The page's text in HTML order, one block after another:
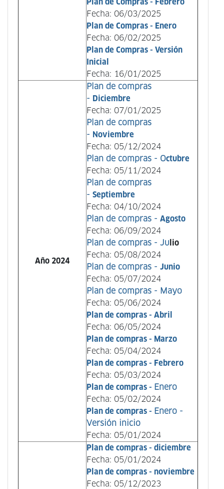
Plan de Compras - Febrero
Fecha: 06/03/2025
Plan de Compras - Enero
Fecha: 06/02/2025
Plan de Compras - Versión
Inicial
Fecha: 16/01/2025
Año 2024
Plan de compras
- Diciembre
Fecha: 07/01/2025
Plan de compras
- Noviembre
Fecha: 05/12/2024
Plan de compras - Octubre
Fecha: 05/11/2024
Plan de compras
- Septiembre
Fecha: 04/10/2024
Plan de compras - Agosto
Fecha: 06/09/2024
Plan de compras - Ju lio
Fecha: 05/08/2024
Plan de compras - Junio
Fecha: 05/07/2024
Plan de compras - Mayo
Fecha: 05/06/2024
Plan de compras - Abril
Fecha: 06/05/2024
Plan de compras - Marzo
Fecha: 05/04/2024
Plan de compras - Febrero
Fecha: 05/03/2024
Plan de compras - Enero
Fecha: 05/02/2024
Plan de compras - Enero -
Versión inicio
Fecha: 05/01/2024
Plan de compras - diciembre
Fecha: 05/01/2024
Plan de compras - noviembre
Fecha: 05/12/2023